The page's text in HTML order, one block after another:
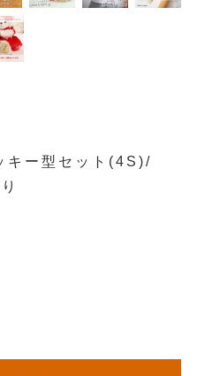
キー型セット(4S)/